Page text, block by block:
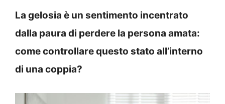
La gelosia è un sentimento incentrato
dalla paura di perdere la persona amata:
come controllare questo stato all’interno
di una coppia?